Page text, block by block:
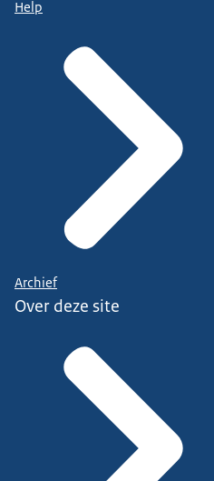
Help
Archief
Over deze site